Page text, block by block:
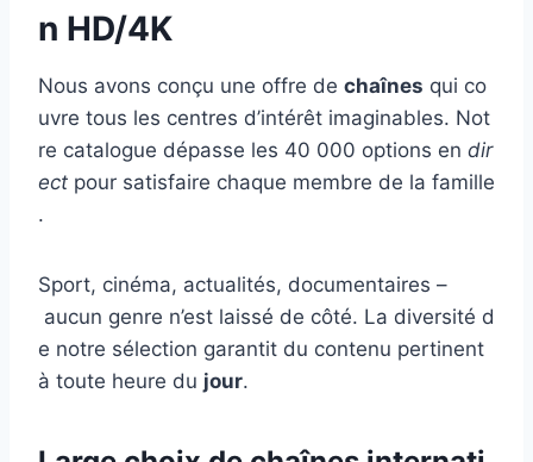
n HD/4K
Nous avons conçu une offre de chaînes qui co
uvre tous les centres d’intérêt imaginables. Not
re catalogue dépasse les 40 000 options en dir
ect pour satisfaire chaque membre de la famille
.
Sport, cinéma, actualités, documentaires –
aucun genre n’est laissé de côté. La diversité d
e notre sélection garantit du contenu pertinent
à toute heure du jour.